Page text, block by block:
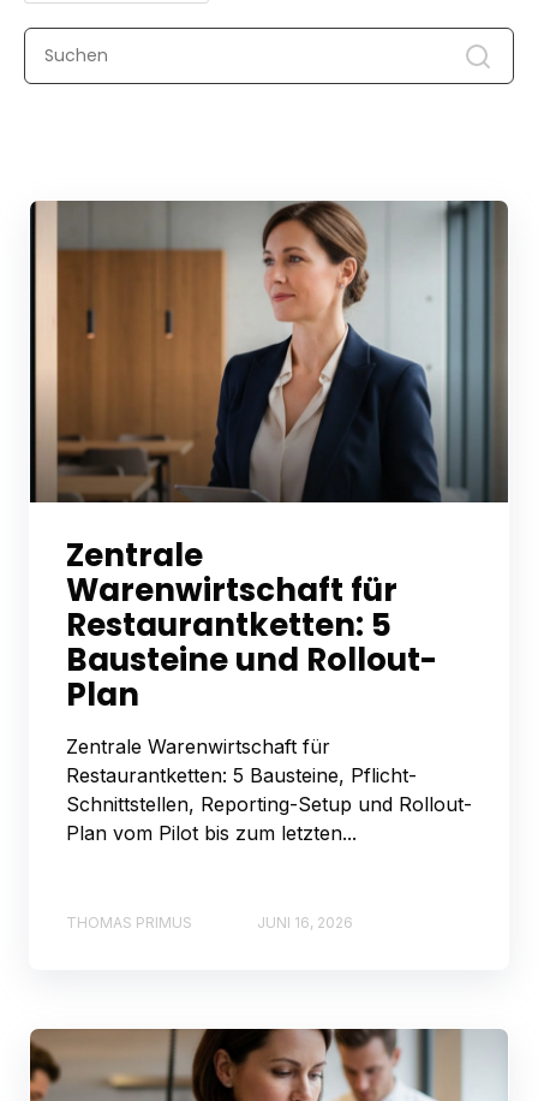
Zentrale
Warenwirtschaft für
Restaurantketten: 5
Bausteine und Rollout-
Plan
Zentrale Warenwirtschaft für
Restaurantketten: 5 Bausteine, Pflicht-
Schnittstellen, Reporting-Setup und Rollout-
Plan vom Pilot bis zum letzten...
THOMAS PRIMUS JUNI 16, 2026